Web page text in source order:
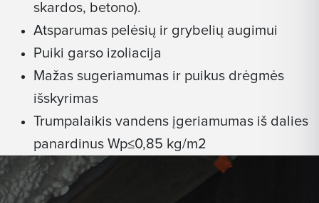
skardos, betono).
Atsparumas pelėsių ir grybelių augimui
Puiki garso izoliacija
Mažas sugeriamumas ir puikus drėgmės
išskyrimas
Trumpalaikis vandens įgeriamumas iš dalies
panardinus Wp≤0,85 kg/m2